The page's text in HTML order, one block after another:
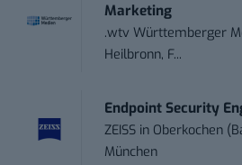
Marketing
.wtv Württemberger
Heilbronn, F...
Endpoint Security
ZEISS in Oberkochen
München